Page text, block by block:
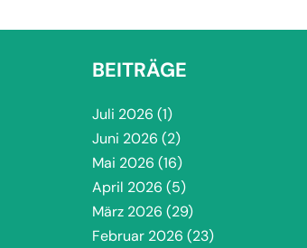
BEITRÄGE
Juli 2026 (1)
Juni 2026 (2)
Mai 2026 (16)
April 2026 (5)
März 2026 (29)
Februar 2026 (23)